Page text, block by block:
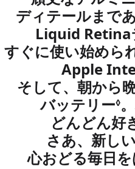
ディテールまで
Liquid Retina
すぐに使い始めら
Apple
そして、朝から
バッテリー◊。
どんどん好
さあ、新し
心おどる毎日を